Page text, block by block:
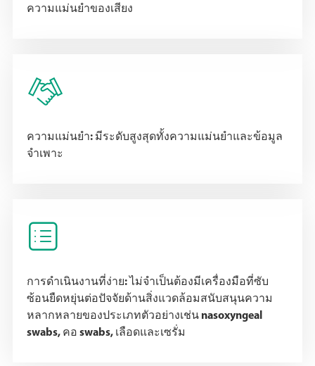
ความแม่นยำของเสียง

ความแม่นยำ: มีระดับสูงสุดทั้งความแม่นยำและข้อมูล
จำเพาะ

การดำเนินงานที่ง่าย: ไม่จำเป็นต้องมีเครื่องมือที่ซับ
ซ้อนยืดหยุ่นต่อปัจจัยด้านสิ่งแวดล้อมสนับสนุนความ
หลากหลายของประเภทตัวอย่างเช่น nasoxyngeal
swabs, คอ swabs, เลือดและเซรั่ม